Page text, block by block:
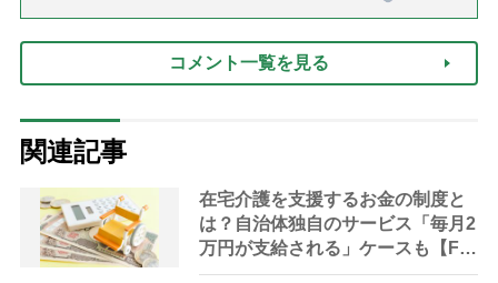
コメント一覧を見る
関連記事
在宅介護を支援するお金の制度と
は？自治体独自のサービス「毎月2
万円が支給される」ケースも【FP
解説】